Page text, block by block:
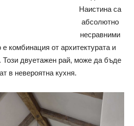
Наистина са
абсолютно
несравними
комбинация от архитектурата и
двуетажен рай, може да бъде
в невероятна кухня.